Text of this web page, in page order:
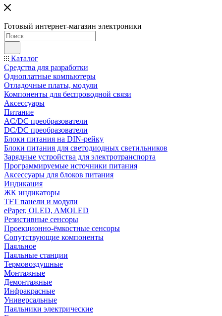
Готовый интернет-магазин электроники
Каталог
Средства для разработки
Одноплатные компьютеры
Отладочные платы, модули
Компоненты для беспроводной связи
Аксессуары
Питание
AC/DC преобразователи
DC/DC преобразователи
Блоки питания на DIN-рейку
Блоки питания для светодиодных светильников
Зарядные устройства для электротранспорта
Программируемые источники питания
Аксессуары для блоков питания
Индикация
ЖК индикаторы
TFT панели и модули
ePaper, OLED, AMOLED
Резистивные сенсоры
Проекционно-ёмкостные сенсоры
Сопутствующие компоненты
Паяльное
Паяльные станции
Термовоздушные
Монтажные
Демонтажные
Инфракрасные
Универсальные
Паяльники электрические